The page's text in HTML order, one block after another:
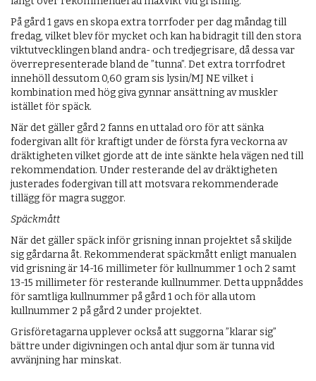
På gård 1 gavs en skopa extra torrfoder per dag måndag till
fredag, vilket blev för mycket och kan ha bidragit till den stora
viktutvecklingen bland andra- och tredjegrisare, då dessa var
överrepresenterade bland de ”tunna”. Det extra torrfodret
innehöll dessutom 0,60 gram sis lysin/MJ NE vilket i
kombination med hög giva gynnar ansättning av muskler
istället för späck.
När det gäller gård 2 fanns en uttalad oro för att sänka
fodergivan allt för kraftigt under de första fyra veckorna av
dräktigheten vilket gjorde att de inte sänkte hela vägen ned till
rekommendation. Under resterande del av dräktigheten
justerades fodergivan till att motsvara rekommenderade
tillägg för magra suggor.
Späckmått
När det gäller späck inför grisning innan projektet så skiljde
sig gårdarna åt. Rekommenderat späckmått enligt manualen
vid grisning är 14-16 millimeter för kullnummer 1 och 2 samt
13-15 millimeter för resterande kullnummer. Detta uppnåddes
för samtliga kullnummer på gård 1 och för alla utom
kullnummer 2 på gård 2 under projektet.
Grisföretagarna upplever också att suggorna ”klarar sig”
bättre under digivningen och antal djur som är tunna vid
avvänjning har minskat.